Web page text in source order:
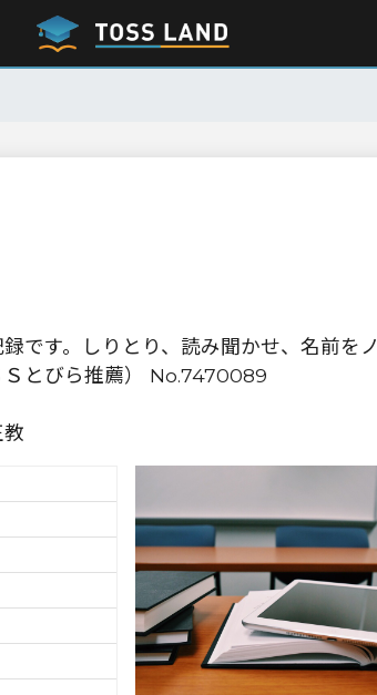
です。しりとり、読み聞かせ、名前をノ
Ｓとびら推薦） No.7470089